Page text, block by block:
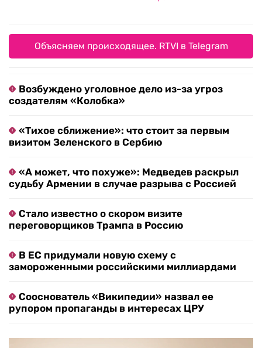
Объясняем происходящее. RTVI в Telegram
Возбуждено уголовное дело из-за угроз
создателям «Колобка»
«Тихое сближение»: что стоит за первым
визитом Зеленского в Сербию
«А может, что похуже»: Медведев раскрыл
судьбу Армении в случае разрыва с Россией
Стало известно о скором визите
переговорщиков Трампа в Россию
В ЕС придумали новую схему с
замороженными российскими миллиардами
Сооснователь «Википедии» назвал ее
рупором пропаганды в интересах ЦРУ